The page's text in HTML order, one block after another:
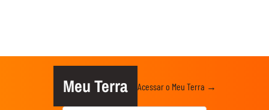
Meu Terra Acessar o Meu Terra →